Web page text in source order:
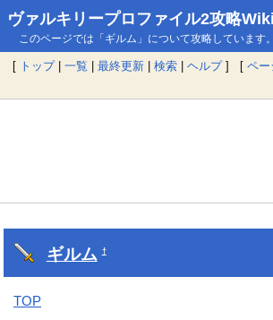
ヴァルキリープロファイル2攻略Wiki
このページでは「ギルム」について攻略しています。
[ トップ| 一覧 | 最終更新 | 検索 | ヘルプ] [ ペー
ギルム †
TOP